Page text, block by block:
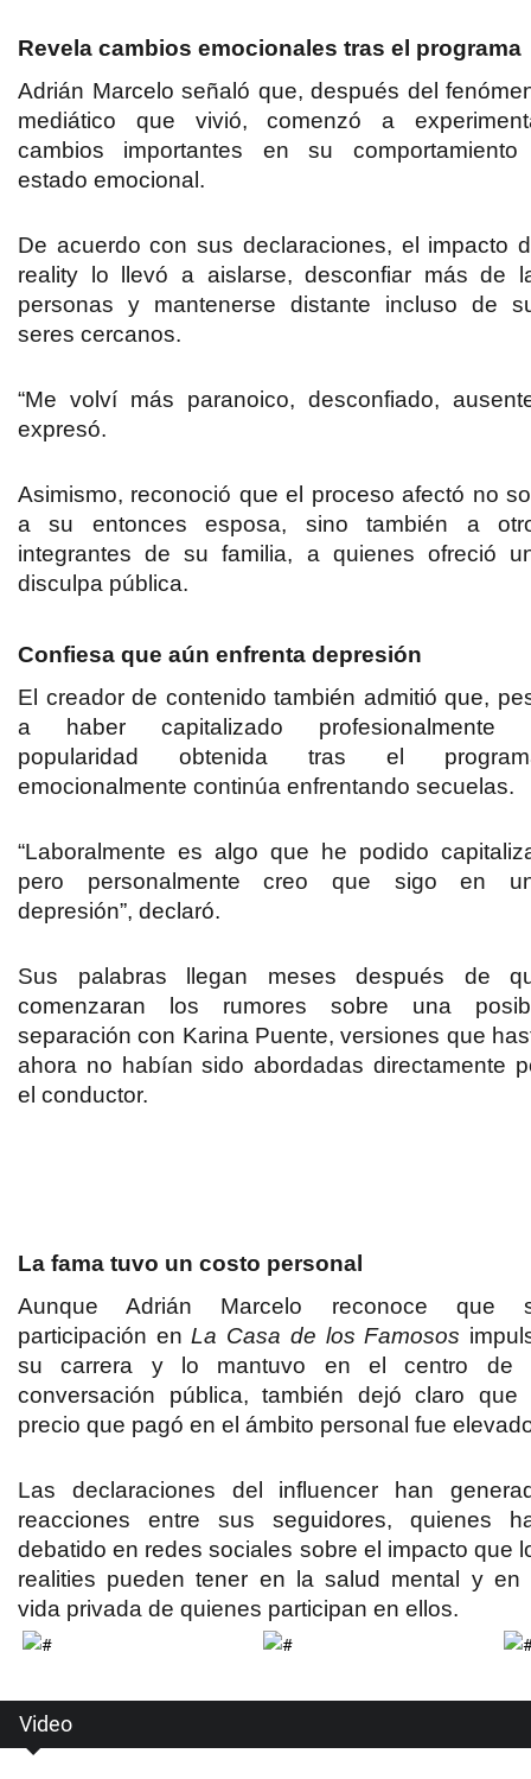
Revela cambios emocionales tras el programa
Adrián Marcelo señaló que, después del
mediático que vivió, comenzó a
cambios importantes en su
estado emocional.
De acuerdo con sus declaraciones, el impacto
reality lo llevó a aislarse, desconfiar más de
personas y mantenerse distante incluso de
seres cercanos.
“Me volví más paranoico, desconfiado,
expresó.
Asimismo, reconoció que el proceso afectó no
a su entonces esposa, sino también a
integrantes de su familia, a quienes ofreció
disculpa pública.
Confiesa que aún enfrenta depresión
El creador de contenido también admitió que,
a haber capitalizado profesionalmente
popularidad obtenida tras el
emocionalmente continúa enfrentando secuelas.
“Laboralmente es algo que he podido
pero personalmente creo que sigo en
depresión”, declaró.
Sus palabras llegan meses después de
comenzaran los rumores sobre una
separación con Karina Puente, versiones que
ahora no habían sido abordadas directamente
el conductor.
La fama tuvo un costo personal
Aunque Adrián Marcelo reconoce que
participación enLa Casa de los Famosos
su carrera y lo mantuvo en el centro de
conversación pública, también dejó claro que
precio que pagó en el ámbito personal fue
Las declaraciones del influencer han
reacciones entre sus seguidores, quienes
debatido en redes sociales sobre el impacto que
realities pueden tener en la salud mental y en
vida privada de quienes participan en ellos.
Video